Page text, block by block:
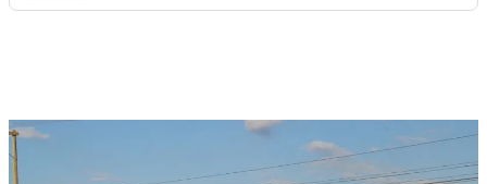
Digite
aqui
o